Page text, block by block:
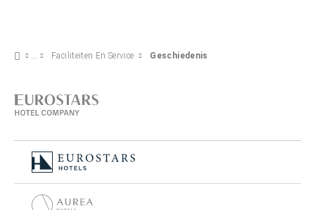
Faciliteiten En Service Geschiedenis